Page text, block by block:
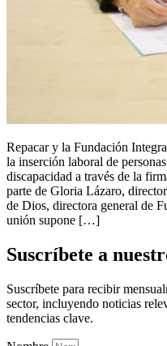
Repacar y la Fundación
la inserción laboral de
discapacidad a través de la
parte de Gloria Lázaro,
de Dios, directora general de
unión supone […]
Suscríbete a
Suscríbete para recibir
sector, incluyendo noticias
tendencias clave.